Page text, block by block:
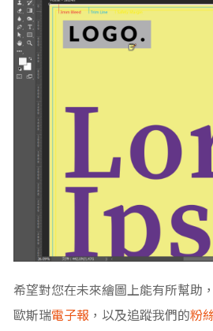
希望對您在未來繪圖上能有所幫助，
歐斯瑞電子報 ，以及追蹤我們的粉